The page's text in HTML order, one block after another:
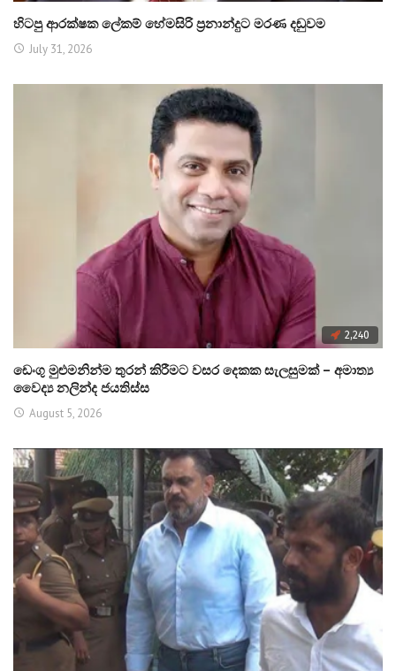
හිටපු ආරක්ෂක ලේකම් හේමසිරි ප්‍රනාන්දුට මරණ දඬුවම
July 31, 2026
2,240
ඩෙංගු මුළුමනින්ම තුරන් කිරීමට වසර දෙකක සැලසුමක් – අමාත්‍ය
වෛද්‍ය නලින්ද ජයතිස්ස
August 5, 2026